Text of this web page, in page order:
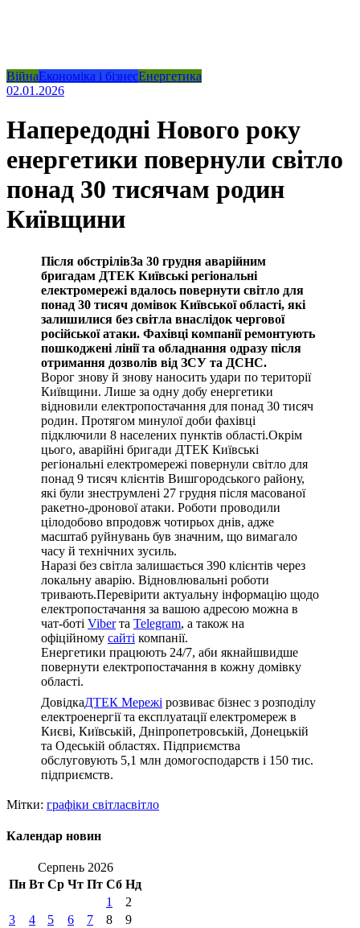
ВійнаЕкономіка і бізнесЕнергетика
02.01.2026
Напередодні Нового року
енергетики повернули світло
понад 30 тисячам родин
Київщини
Після обстрілівЗа 30 грудня аварійним
бригадам ДТЕК Київські регіональні
електромережі вдалось повернути світло для
понад 30 тисяч домівок Київської області, які
залишилися без світла внаслідок чергової
російської атаки. Фахівці компанії ремонтують
пошкоджені лінії та обладнання одразу після
отримання дозволів від ЗСУ та ДСНС.
Ворог знову й знову наносить удари по території
Київщини. Лише за одну добу енергетики
відновили електропостачання для понад 30 тисяч
родин. Протягом минулої доби фахівці
підключили 8 населених пунктів області.Окрім
цього, аварійні бригади ДТЕК Київські
регіональні електромережі повернули світло для
понад 9 тисяч клієнтів Вишгородського району,
які були знеструмлені 27 грудня після масованої
ракетно-дронової атаки. Роботи проводили
цілодобово впродовж чотирьох днів, адже
масштаб руйнувань був значним, що вимагало
часу й технічних зусиль.
Наразі без світла залишається 390 клієнтів через
локальну аварію. Відновлювальні роботи
тривають.Перевірити актуальну інформацію щодо
електропостачання за вашою адресою можна в
чат-боті Viberта Telegram, а також на
офіційному сайті компанії.
Енергетики працюють 24/7, аби якнайшвидше
повернути електропостачання в кожну домівку
області.
ДовідкаДТЕК Мережі розвиває бізнес з розподілу
електроенергії та експлуатації електромереж в
Києві, Київській, Дніпропетровській, Донецькій
та Одеській областях. Підприємства
обслуговують 5,1 млн домогосподарств і 150 тис.
підприємств.
Мітки: графіки світласвітло
Календар новин
Серпень 2026
Пн Вт Ср Чт Пт Сб Нд
1
2
3
4 5 6 7 8
9